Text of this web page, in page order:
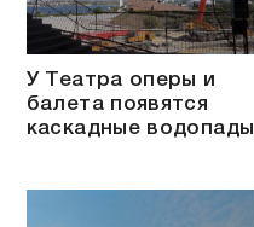
У Театра оперы и
балета появятся
каскадные водопады